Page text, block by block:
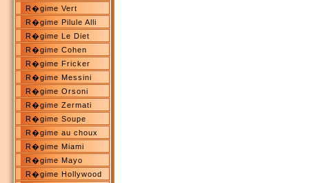
R�gime Vert
R�gime Pilule Alli
R�gime Le Diet
R�gime Cohen
R�gime Fricker
R�gime Messini
R�gime Orsoni
R�gime Zermati
R�gime Soupe
R�gime au choux
R�gime Miami
R�gime Mayo
R�gime Hollywood